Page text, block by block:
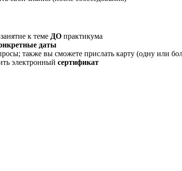
к теме ДО практикума
даты
также вы сможете прислать карту (одну или
электронный сертификат